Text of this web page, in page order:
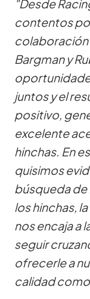
"Desde
contentos
colaboración
Bargman y
juntos y el
positivo,
excelente
hinchas. En
quisimos
búsqueda
los hinchas,
nos encaja a
seguir
ofrecerle a
calidad